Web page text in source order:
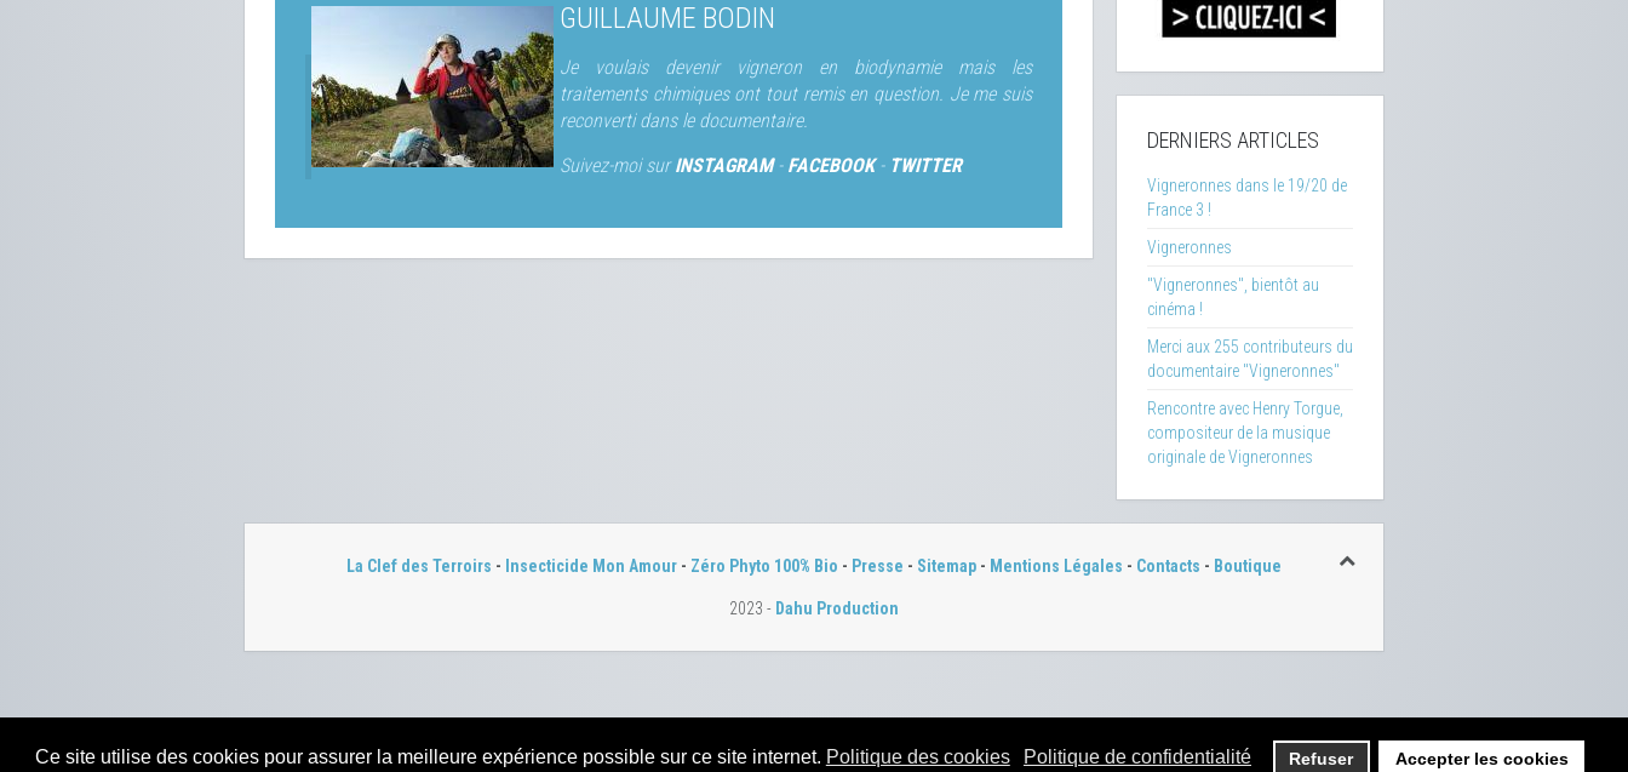
Ce site utilise des cookies pour assurer la meilleure expérience possible sur ce site internet. Politique des cookies Politique de confidentialité Refuser Accepter les cookies
GUILLAUME BODIN
Je voulais devenir vigneron en biodynamie mais les
traitements chimiques ont tout remis en question. Je me suis
reconverti dans le documentaire.
Suivez-moi surINSTAGRAM- FACEBOOK- TWITTER
DERNIERS ARTICLES
Vigneronnes dans le 19/20 de
France 3 !
Vigneronnes
"Vigneronnes", bientôt au
cinéma !
Merci aux 255 contributeurs du
documentaire "Vigneronnes"
Rencontre avec Henry Torgue,
compositeur de la musique
originale de Vigneronnes
La Clef des Terroirs - Insecticide Mon Amour - Zéro Phyto 100% Bio - Presse - Sitemap - Mentions Légales - Contacts - Boutique
2023 - Dahu Production